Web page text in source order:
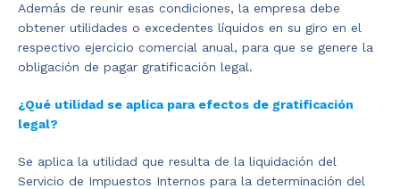
Además de reunir esas condiciones, la empresa debe
obtener utilidades o excedentes líquidos en su giro en el
respectivo ejercicio comercial anual, para que se genere la
obligación de pagar gratificación legal.
¿Qué utilidad se aplica para efectos de gratificación
legal?
Se aplica la utilidad que resulta de la liquidación del
Servicio de Impuestos Internos para la determinación del